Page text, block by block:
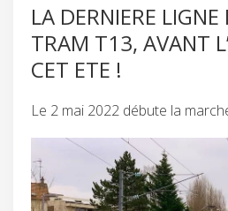
LA DERNIERE
TRAM T13, AVANT
CET ETE !
Le 2 mai 2022 débute la